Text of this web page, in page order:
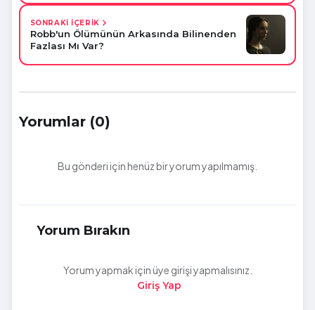
SONRAKİ İÇERİK
Robb'un Ölümünün Arkasında Bilinenden
Fazlası Mı Var?
Yorumlar (0)
Bu gönderi için henüz bir yorum yapılmamış.
Yorum Bırakın
Yorum yapmak için üye girişi yapmalısınız.
Giriş Yap